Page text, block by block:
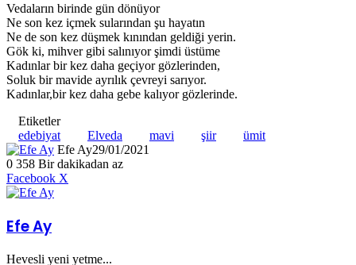
Vedaların birinde gün dönüyor
Ne son kez içmek sularından şu hayatın
Ne de son kez düşmek kınından geldiği yerin.
Gök ki, mihver gibi salınıyor şimdi üstüme
Kadınlar bir kez daha geçiyor gözlerinden,
Soluk bir mavide ayrılık çevreyi sarıyor.
Kadınlar,bir kez daha gebe kalıyor gözlerinde.
Etiketler
edebiyat
Elveda mavi şiir
ümit
Efe Ay29/01/2021
0 358 Bir dakikadan az
Facebook X
Efe Ay
Hevesli yeni yetme...